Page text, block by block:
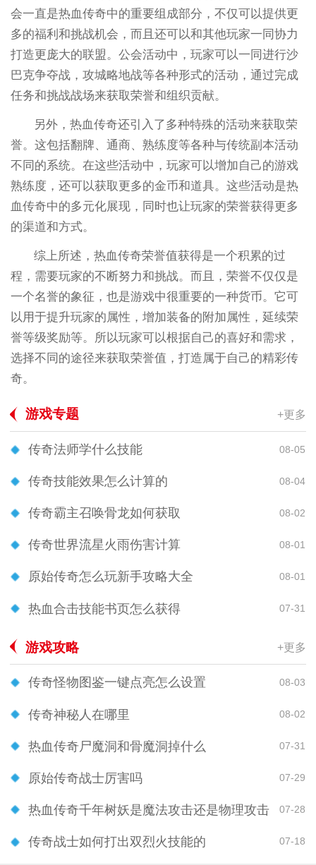
会一直是热血传奇中的重要组成部分，不仅可以提供更
多的福利和挑战机会，而且还可以和其他玩家一同协力
打造更庞大的联盟。公会活动中，玩家可以一同进行沙
巴克争夺战，攻城略地战等各种形式的活动，通过完成
任务和挑战战场来获取荣誉和组织贡献。
另外，热血传奇还引入了多种特殊的活动来获取荣
誉。这包括翻牌、通商、熟练度等各种与传统副本活动
不同的系统。在这些活动中，玩家可以增加自己的游戏
熟练度，还可以获取更多的金币和道具。这些活动是热
血传奇中的多元化展现，同时也让玩家的荣誉获得更多
的渠道和方式。
综上所述，热血传奇荣誉值获得是一个积累的过
程，需要玩家的不断努力和挑战。而且，荣誉不仅仅是
一个名誉的象征，也是游戏中很重要的一种货币。它可
以用于提升玩家的属性，增加装备的附加属性，延续荣
誉等级奖励等。所以玩家可以根据自己的喜好和需求，
选择不同的途径来获取荣誉值，打造属于自己的精彩传
奇。
游戏专题 +更多
传奇法师学什么技能 08-05
传奇技能效果怎么计算的 08-04
传奇霸主召唤骨龙如何获取 08-02
传奇世界流星火雨伤害计算 08-01
原始传奇怎么玩新手攻略大全 08-01
热血合击技能书页怎么获得 07-31
游戏攻略 +更多
传奇怪物图鉴一键点亮怎么设置 08-03
传奇神秘人在哪里 08-02
热血传奇尸魔洞和骨魔洞掉什么 07-31
原始传奇战士厉害吗 07-29
热血传奇千年树妖是魔法攻击还是物理攻击 07-28
传奇战士如何打出双烈火技能的 07-18